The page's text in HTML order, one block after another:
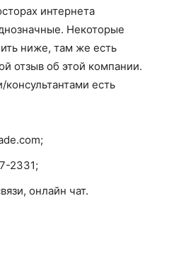
интернета
Некоторые
ниже, там же есть
отзыв об этой компании.
есть
2331;
онлайн чат.